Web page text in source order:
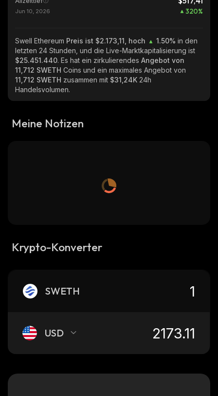
Jun 10, 2026 320%
Swell Ethereum Preis ist $2.173,11, hoch 1.50% in den
letzten 24 Stunden, und die Live-Marktkapitalisierung ist
$25.451.440. Es hat ein zirkulierendes Angebot von
11,712 SWETH Coins und ein maximales Angebot von
11,712 SWETH zusammen mit $31,24K 24h
Handelsvolumen.
Meine Notizen
Krypto-Konverter
SWETH
USD